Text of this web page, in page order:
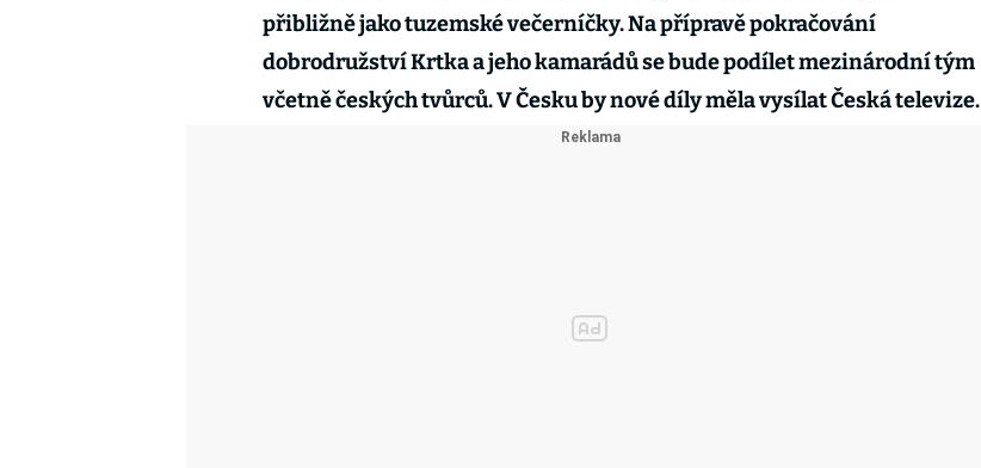
přibližně jako tuzemské večerníčky. Na přípravě pokračování
dobrodružství Krtka a jeho kamarádů se bude podílet mezinárodní tým
včetně českých tvůrců. V Česku by nové díly měla vysílat Česká televize.